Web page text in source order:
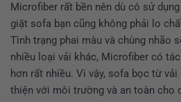
Microfiber rất bền nên dù có sử
giặt sofa bạn cũng không phải lo
Tình trạng phai màu và chùng nhão
nhiều loại vải khác, Microfiber có
hơn rất nhiều. Vì vậy, sofa bọc từ
thiện với môi trường và an toàn cho